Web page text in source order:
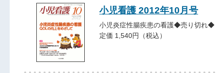
小児看護 2012年10月号
小児炎症性腸疾患の看護◆売り切れ◆
定価 1,540円（税込）